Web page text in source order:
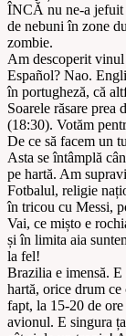
ÎNCĂ nu ne-a jefuit
de nebuni în zone
zombie.
Am descoperit
Español? Nao.
în portugheză, că
Soarele răsare prea
(18:30). Votăm
De ce să facem un
Asta se întâmplă
pe hartă. Am
Fotbalul, religie
în tricou cu Messi,
Vai, ce mișto e
și în limita aia
la fel!
Brazilia e imensă. E
hartă, orice drum
fapt, la 15-20 de
avionul. E singura